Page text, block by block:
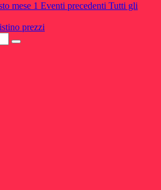
mese 1 Eventi precedenti Tutti gli
prezzi